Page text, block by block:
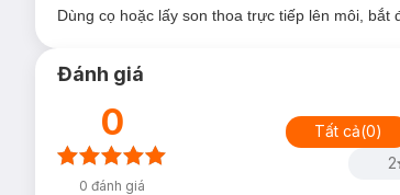
ẩm mượt, hơi bóng nhẹ và không bị trôi nhiều
Dùng cọ hoặc lấy son thoa trực tiếp lên môi,
Đánh giá
0
0 đánh giá
Tất cả(0)
2